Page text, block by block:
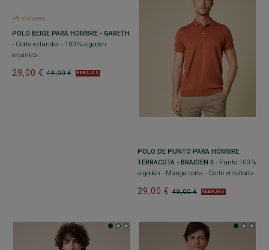
+9 colores
POLO BEIGE PARA HOMBRE - GARETH
- Corte estándar - 100 % algodón
orgánico
49,00 €
29,00 € REBAJAS
POLO DE PUNTO PARA HOMBRE
TERRACOTA - BRAIDEN II - Punto 100 %
algodón - Manga corta - Corte entallado
49,00 €
29,00 € REBAJAS